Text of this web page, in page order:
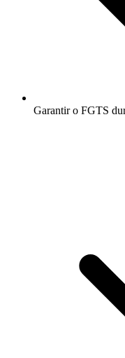
Garantir o FGTS